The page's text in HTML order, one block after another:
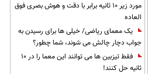
مورد زیر 10 ثانیه برابر با دقت و هوش بصری فوق
العاده
یک معمای ریاضی/ خیلی ها برای رسیدن به
جواب دچار چالش می شوند، شما چطور؟
فقط تیزبین ها می توانند این معما را در 10
ثانیه حل کنند!